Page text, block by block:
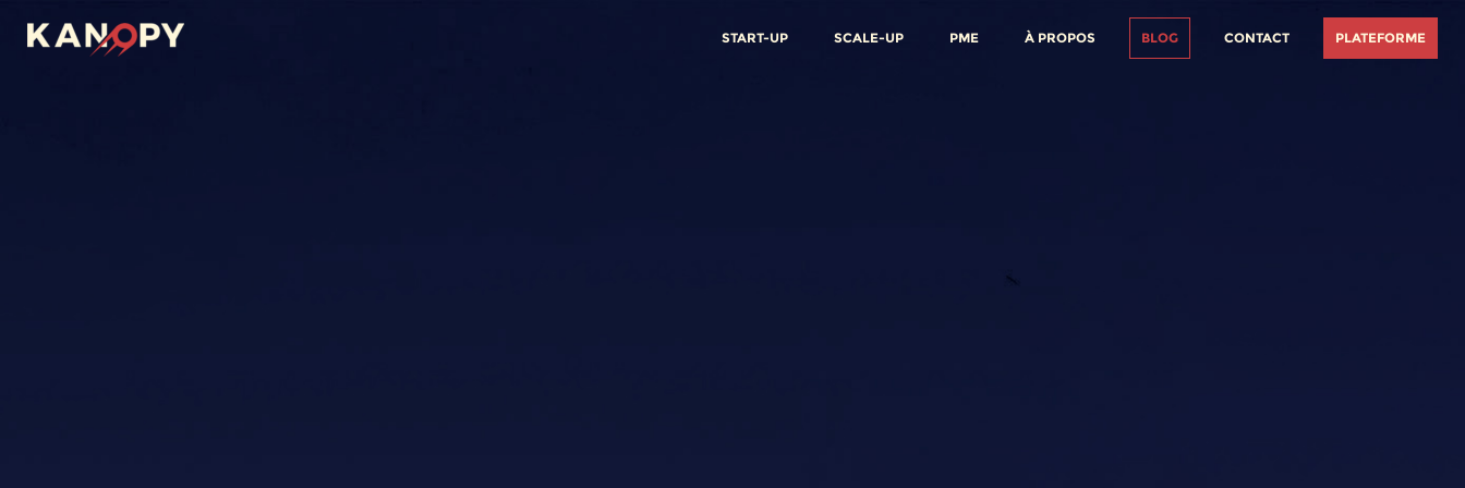
START-UP SCALE-UP PME À PROPOS BLOG CONTACT PLATEFORME